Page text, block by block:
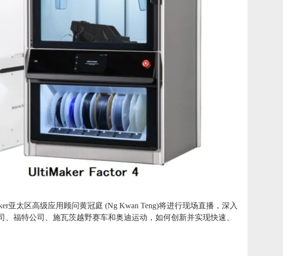
亚太区高级应用顾问黄冠庭 (Ng Kwan Teng)将进行现场直播，深入
福特公司、施瓦茨越野赛车和奥迪运动，如何创新并实现快速、